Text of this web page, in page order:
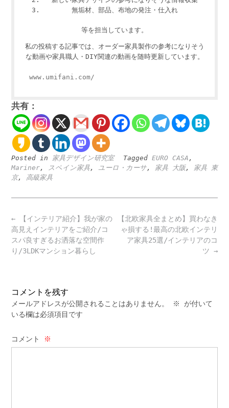
無垢材、部品、布地の発注・仕入れ
等を担当しています。
私の投稿する記事では、オーダー家具製作の参考になりそう
な動画や家具職人・DIY関連の動画を随時更新しています。
www.umifani.com/
共有：
Posted in 家具デザイン研究室 Tagged EURO CASA ,
Mariner, スペイン家具, ユーロ・カーサ, 家具 大阪, 家具 東
京, 高級家具
Post
navigation
【北欧家具全まとめ】買わなき
ゃ損する!最高の北欧インテリ
ア家具25選/インテリアのコ
ツ →
← 【インテリア紹介】我が家の
高見えインテリアをご紹介/コ
スパ良すぎるお洒落な空間作
り/3LDKマンション暮らし
コメントを残す
メールアドレスが公開されることはありません。 ※
が付いて
いる欄は必須項目です
コメント ※